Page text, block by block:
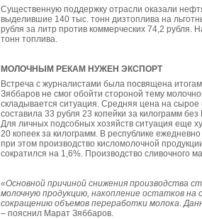
Существенную поддержку отрасли оказали
выделившие 140 тыс. тонн дизтоплива на
рубля за литр против коммерческих 74,2 рубля.
тонн топлива.
МОЛОЧНЫМ РЕКАМ НУЖЕН ЭКСПОРТ
Встреча с журналистами была посвящена
Зяббаров не смог обойти стороной тему
складывается ситуация. Средняя цена на
составила 33 рубля 23 копейки за килограмм
Для личных подсобных хозяйств ситуация еще
20 копеек за килограмм. В республике
при этом производство кисломолочной
сократился на 1,6%. Производство сливочного
«Основной причиной снижения производства
молочную продукцию, накопление остатков на
сокращению объемов переработки молока.
– пояснил Марат Зяббаров.